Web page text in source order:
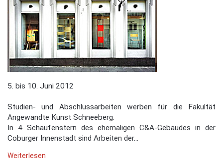
5. bis 10. Juni 2012
Studien- und Abschlussarbeiten werben für die Fakultät
Angewandte Kunst Schneeberg.
In 4 Schaufenstern des ehemaligen C&A-Gebäudes in der
Coburger Innenstadt sind Arbeiten der...
Weiterlesen